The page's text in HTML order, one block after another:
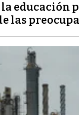
educación
las